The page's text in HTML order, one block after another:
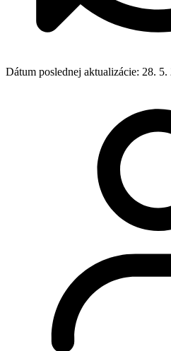
Dátum poslednej aktualizácie: 28. 5.